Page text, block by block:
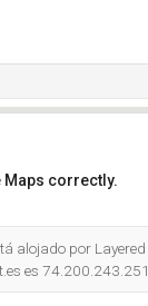
Maps correctly.
alojado por Layered
es 74.200.243.251.